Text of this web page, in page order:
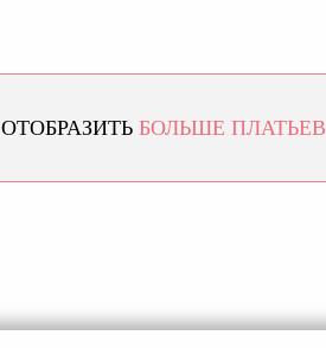
ОТОБРАЗИТЬ БОЛЬШЕ ПЛАТЬЕВ